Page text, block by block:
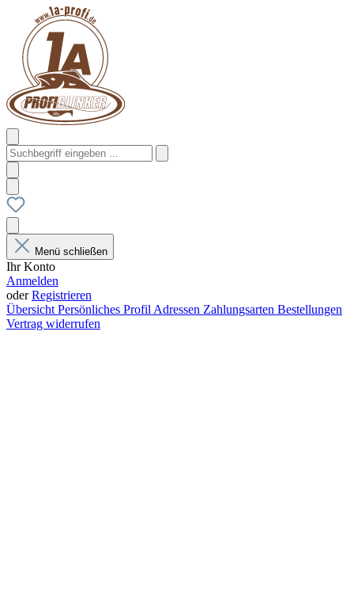
Menü schließen
Ihr Konto
Anmelden
oderRegistrieren
Übersicht Persönliches Profil Adressen Zahlungsarten Bestellungen
Vertrag widerrufen